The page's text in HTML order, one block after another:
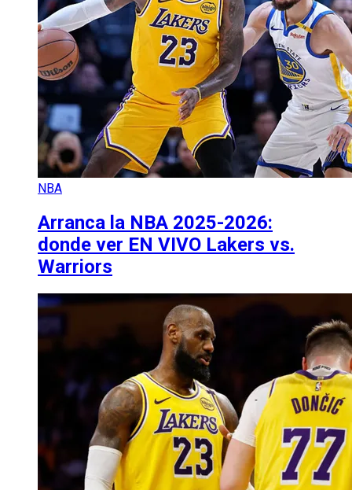
NBA
Arranca la NBA 2025-2026:
donde ver EN VIVO Lakers vs.
Warriors